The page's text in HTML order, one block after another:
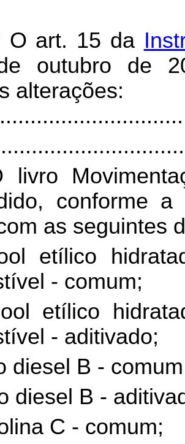
O art. 15 da
outubro de
alterações:
livro
conforme
as seguintes
etílico
- comum;
etílico
- aditivado;
diesel B -
diesel B -
C - comum;